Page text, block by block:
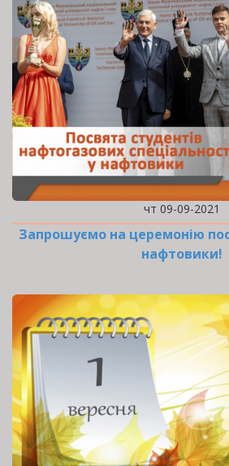
чт 09-09-2021
Запрошуємо на церемонію
нафтовики!